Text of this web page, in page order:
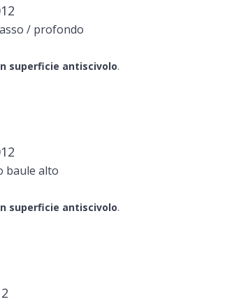
/ profondo
superficie antiscivolo.
baule alto
superficie antiscivolo.